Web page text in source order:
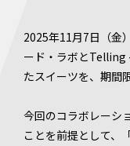
2025年11月7日（金
ード・ラボとTelling
たスイーツを、期間
今回のコラボレーシ
ことを前提として、